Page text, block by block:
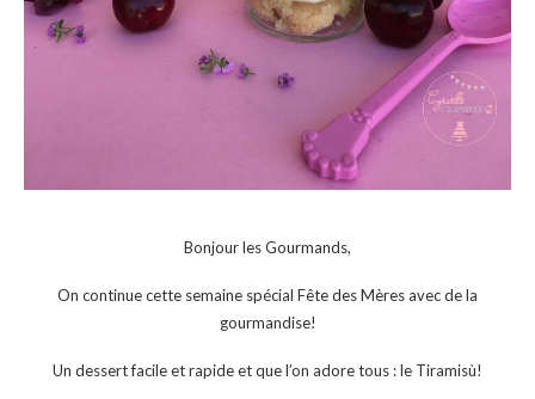
Bonjour les Gourmands,
On continue cette semaine spécial Fête des Mères avec de la
gourmandise!
Un dessert facile et rapide et que l’on adore tous : le Tiramisù!